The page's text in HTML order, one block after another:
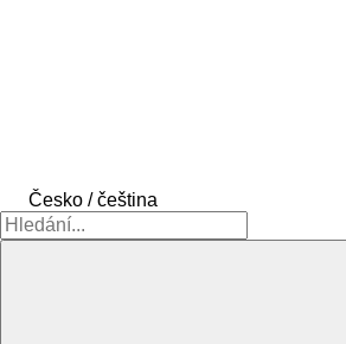
Česko / čeština